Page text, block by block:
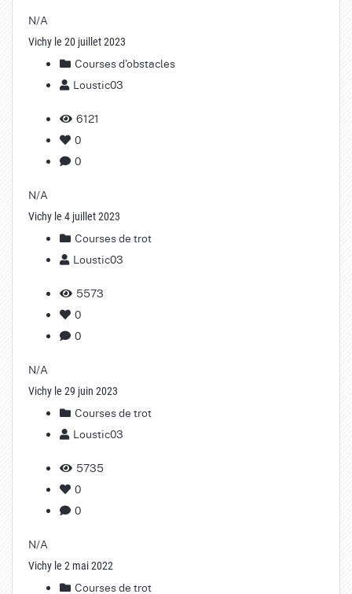
N/A
Vichy le 20 juillet 2023
Courses d'obstacles
Loustic03
6121
0
0
N/A
Vichy le 4 juillet 2023
Courses de trot
Loustic03
5573
0
0
N/A
Vichy le 29 juin 2023
Courses de trot
Loustic03
5735
0
0
N/A
Vichy le 2 mai 2022
Courses de trot